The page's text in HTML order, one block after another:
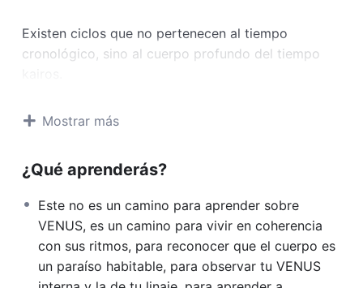
Existen ciclos que no pertenecen al tiempo
cronológico, sino al cuerpo profundo del tiempo
Esta propuesta surge del reconocimiento de que el
el movimiento real de Venus en el cielo y reflejado
vida.
Cuando Venus desaparece de la vista y regresa
transformada, algo similar ocurre en nuestro
interior y nuestro cuerpo reconoce lo que la mente
Mostrar más
¿Qué aprenderás?
Este no es un camino para aprender sobre
VENUS, es un camino para vivir en coherencia
con sus ritmos, para reconocer que el cuerpo es
un paraíso habitable, para observar tu VENUS